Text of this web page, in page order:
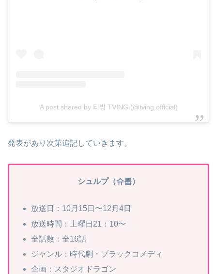
A post shared by 티빙 TVING (@tving.official)
発表があり次第追記していきます。
シュルプ（슈룹）
放送日：10月15日〜12月4日
放送時間：土曜日21：10〜
全話数：全16話
ジャンル：時代劇・ブラックコメディ
企画：スタジオドラゴン